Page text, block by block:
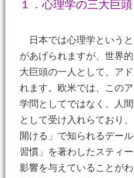
１．心理学の三大巨頭
日本では心理学という
があげられますが、世界
大巨頭の一人として、ア
れます。欧米では、この
学問としてではなく、人
として受け入れらており
開ける」で知られるデー
習慣」を著わしたスティ
影響を与えていることが